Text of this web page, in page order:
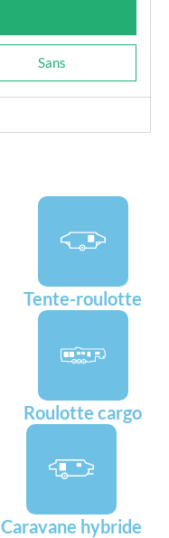
Sans
Tente-roulotte
Roulotte cargo
Caravane hybride